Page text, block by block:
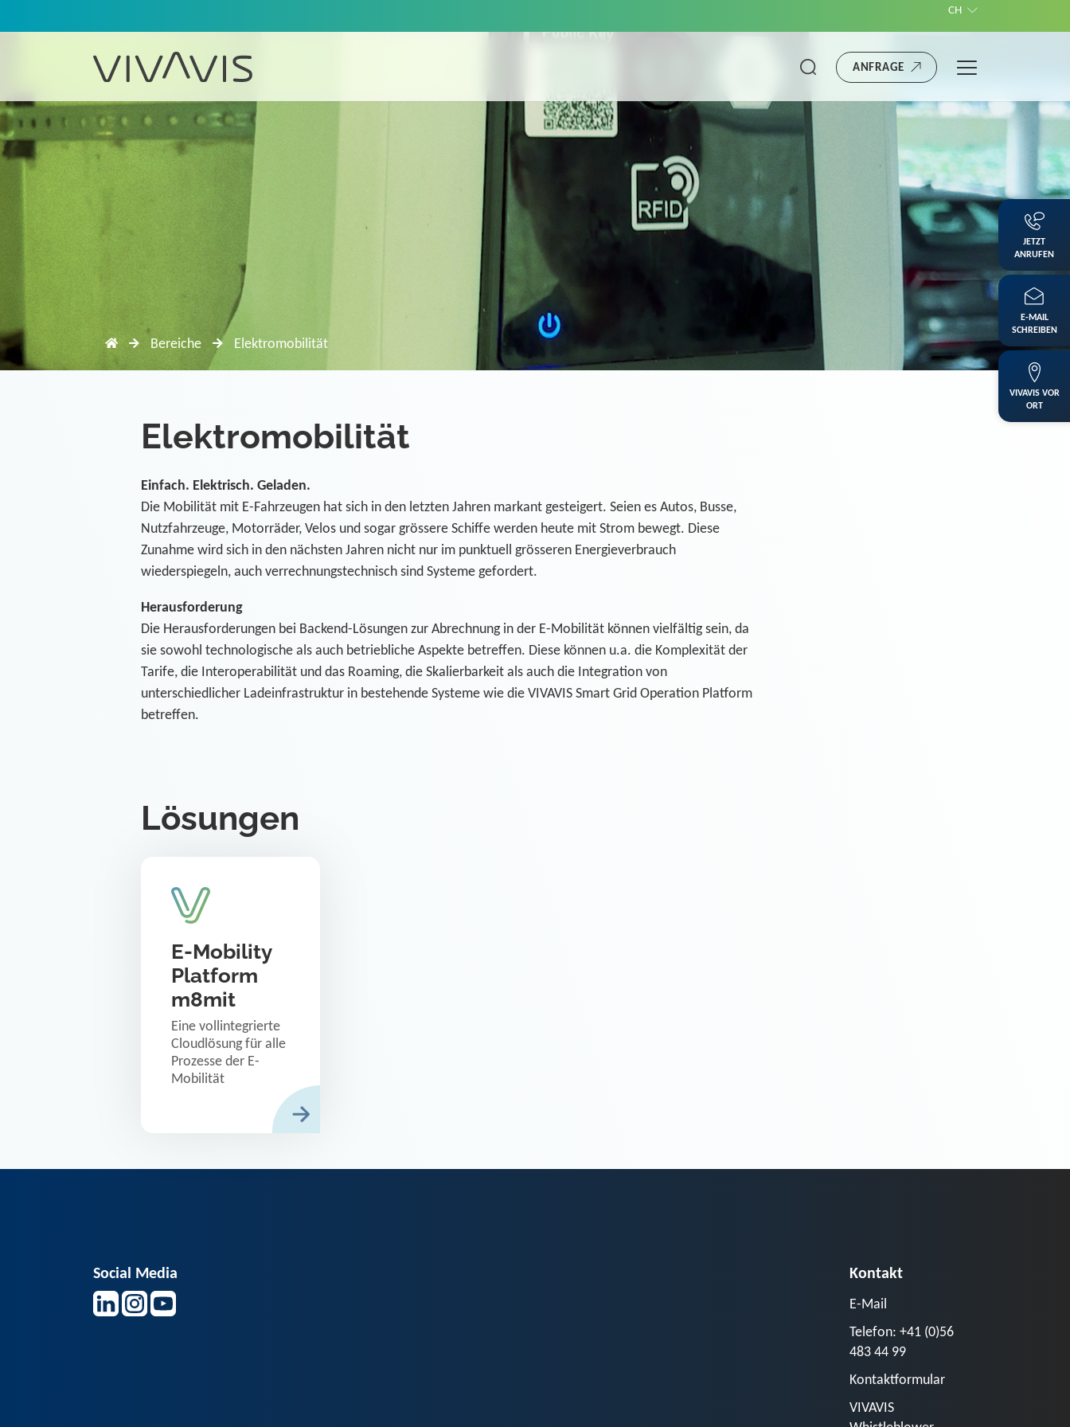
CH
ANFRAGE
Bereiche Elektromobilität
Elektromobilität
Einfach. Elektrisch. Geladen.
Die Mobilität mit E-Fahrzeugen hat sich in den letzten Jahren markant gesteigert. Seien es Autos, Busse,
Nutzfahrzeuge, Motorräder, Velos und sogar grössere Schiffe werden heute mit Strom bewegt. Diese
Zunahme wird sich in den nächsten Jahren nicht nur im punktuell grösseren Energieverbrauch
wiederspiegeln, auch verrechnungstechnisch sind Systeme gefordert.
Herausforderung
Die Herausforderungen bei Backend-Lösungen zur Abrechnung in der E-Mobilität können vielfältig sein, da
sie sowohl technologische als auch betriebliche Aspekte betreffen. Diese können u.a. die Komplexität der
Tarife, die Interoperabilität und das Roaming, die Skalierbarkeit als auch die Integration von
unterschiedlicher Ladeinfrastruktur in bestehende Systeme wie die VIVAVIS Smart Grid Operation Platform
betreffen.
Lösungen
E-Mobility
Platform
m8mit
Eine vollintegrierte
Cloudlösung für alle
Prozesse der E-
Mobilität
Social Media Kontakt
E-Mail
Telefon: +41 (0)56
483 44 99
Kontaktformular
VIVAVIS
JETZT
ANRUFEN
E-MAIL
SCHREIBEN
VIVAVIS VOR
ORT